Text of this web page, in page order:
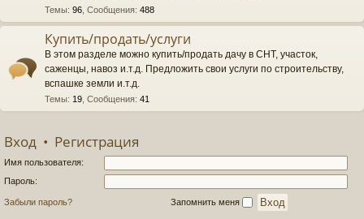
Темы: 96 Сообщения: 488
Купить/продать/услуги
В этом разделе можно купить/продать дачу в СНТ, участок,
саженцы, навоз и.т.д. Предложить свои услуги по строительству,
вспашке земли и.т.д.
Темы: 19 Сообщения: 41
Вход • Регистрация
Имя пользователя:
Пароль:
Забыли пароль? Запомнить меня